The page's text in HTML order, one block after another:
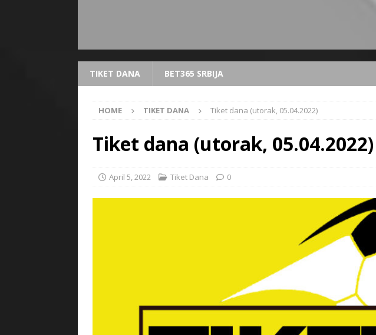
TIKET DANA BET365 SRBIJA
HOME TIKET DANA Tiket dana (utorak, 05.04.2022)
Tiket dana (utorak, 05.04.2022)
April 5, 2022 Tiket Dana 0